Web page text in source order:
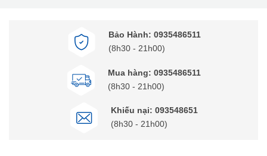
Bảo Hành: 0935486511
(8h30 - 21h00)
Mua hàng: 0935486511
(8h30 - 21h00)
Khiếu nại: 093548651
(8h30 - 21h00)